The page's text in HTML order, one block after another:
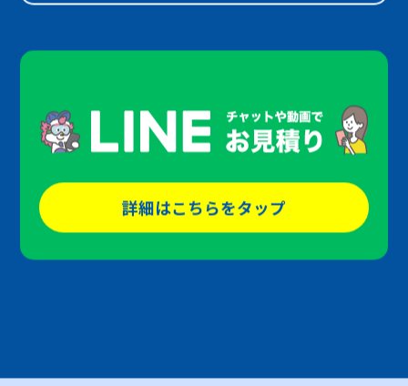
詳細はこちらをタップ